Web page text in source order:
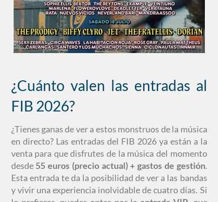
¿Cuánto valen las entradas al
FIB 2026?
¿Tienes ganas de ver a estos monstruos de la música
en directo? Las entradas del FIB 2026 ya están a la
venta para que disfrutes de la música del momento
desde 55 euros (precio actual) + gastos de gestión.
Esta entrada te da la posibilidad de ver a las bandas
y vivir una experiencia inolvidable de cuatro días. Si